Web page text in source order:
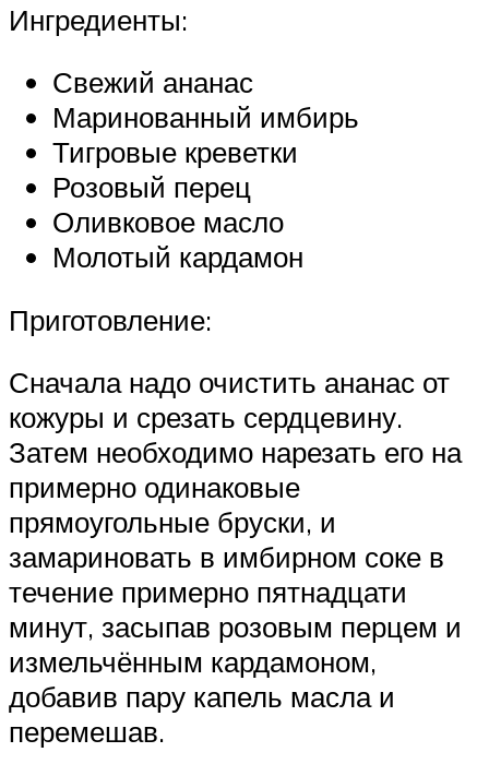
Ингредиенты:
Свежий ананас
Маринованный имбирь
Тигровые креветки
Розовый перец
Оливковое масло
Молотый кардамон
Приготовление:
Сначала надо очистить ананас от
кожуры и срезать сердцевину.
Затем необходимо нарезать его на
примерно одинаковые
прямоугольные бруски, и
замариновать в имбирном соке в
течение примерно пятнадцати
минут, засыпав розовым перцем и
измельчённым кардамоном,
добавив пару капель масла и
перемешав.